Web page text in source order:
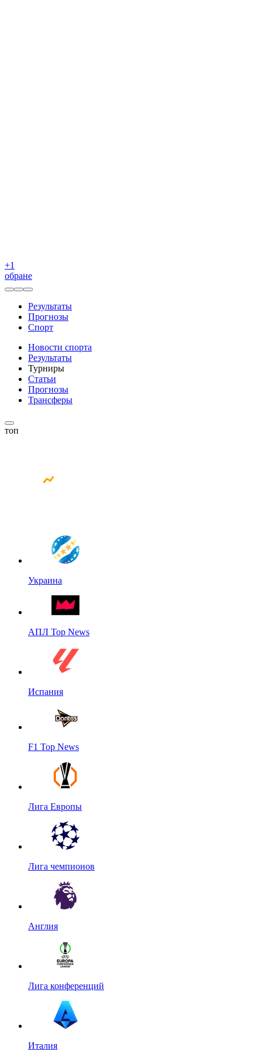
+1
обране
Результаты
Прогнозы
Спорт
Новости спорта
Результаты
Турниры
Статьи
Прогнозы
Трансферы
топ
Украина
АПЛ Top News
Испания
F1 Top News
Лига Европы
Лига чемпионов
Англия
Лига конференций
Италия